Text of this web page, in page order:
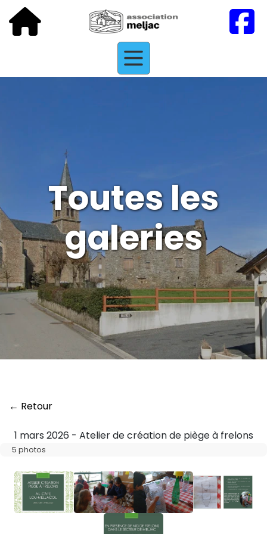
Toutes les
galeries
← Retour
1 mars 2026 - Atelier de création de piège à frelons
5 photos